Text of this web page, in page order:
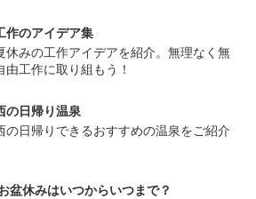
作のアイデア集
休みの工作アイデアを紹介。無理なく無
由工作に取り組もう！
の日帰り温泉
の日帰りできるおすすめの温泉をご紹介
盆休みはいつからいつまで？